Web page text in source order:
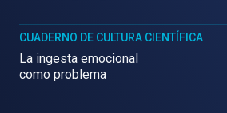
CUADERNO DE CULTURA CIENTÍFICA
La ingesta emocional
como problema